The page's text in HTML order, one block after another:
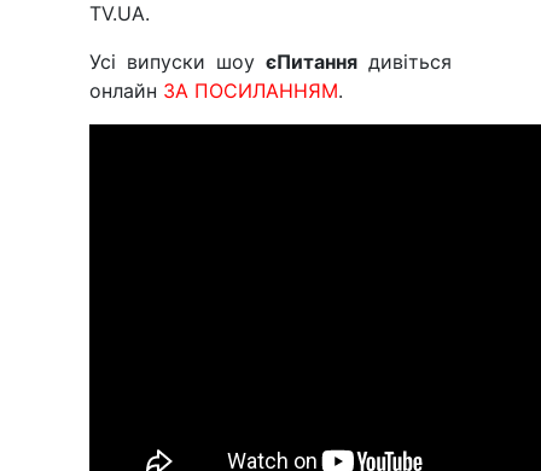
TV.UA.
Усі випуски шоу єПитання дивіться
онлайн ЗА ПОСИЛАННЯМ.